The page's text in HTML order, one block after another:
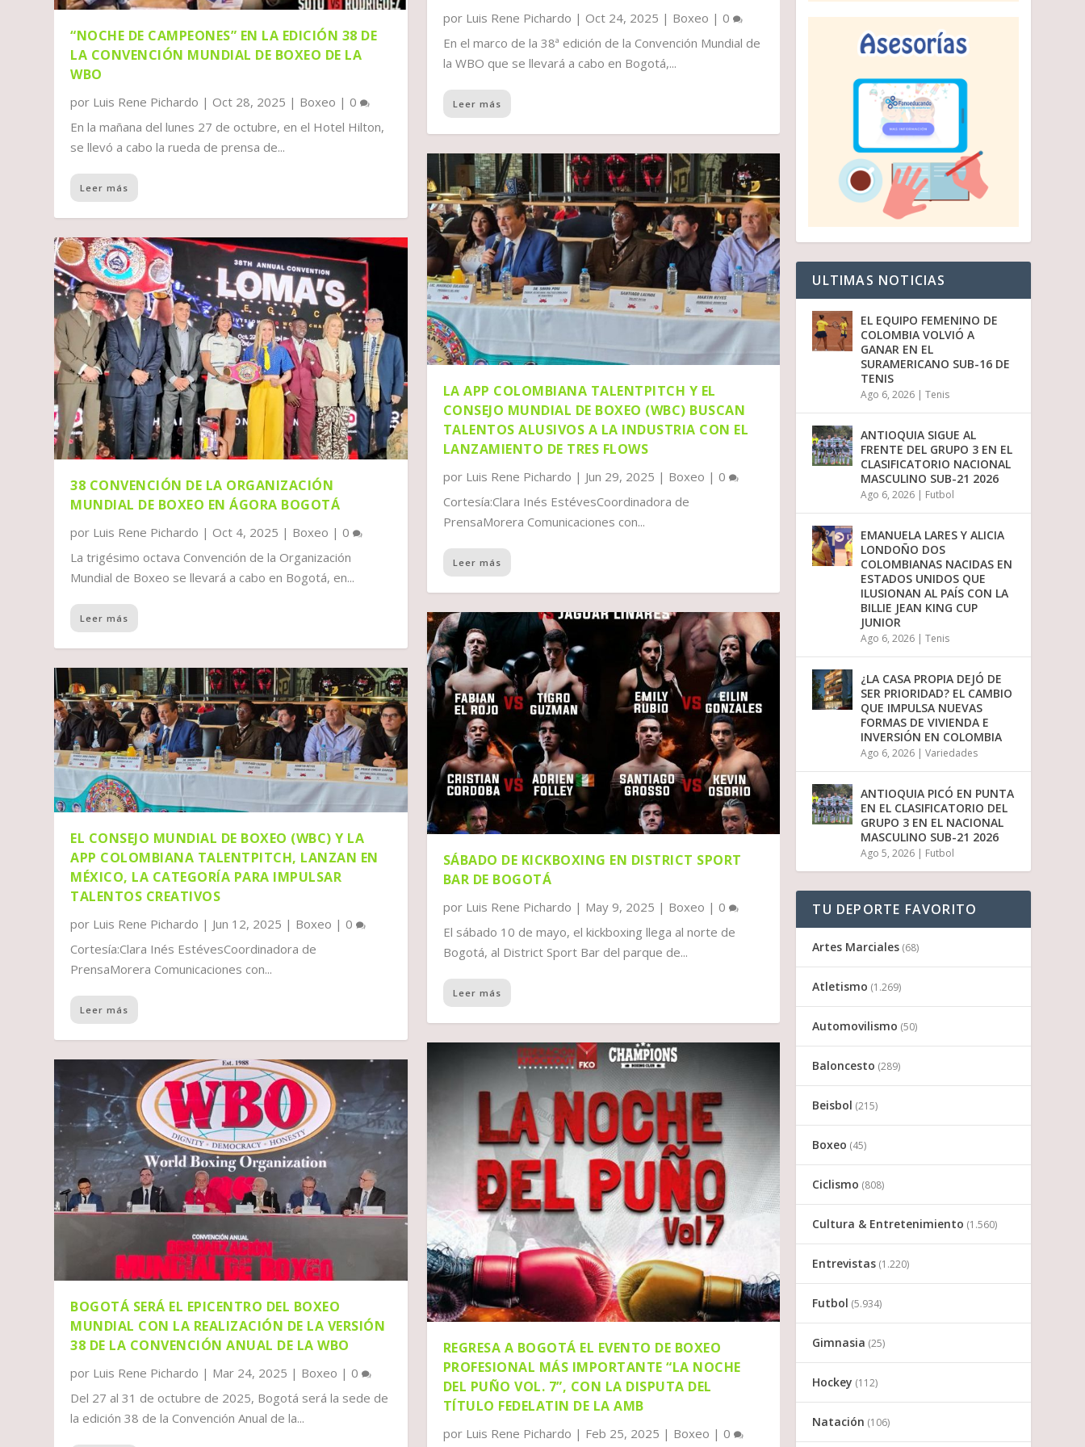
“NOCHE DE CAMPEONES” EN LA EDICIÓN 38 DE
LA CONVENCIÓN MUNDIAL DE BOXEO DE LA
WBO
por Luis Rene Pichardo | Oct 28, 2025 | Boxeo |0
En la mañana del lunes 27 de octubre, en el Hotel Hilton,
se llevó a cabo la rueda de prensa de...
Leer más
38 CONVENCIÓN DE LA ORGANIZACIÓN
MUNDIAL DE BOXEO EN ÁGORA BOGOTÁ
por Luis Rene Pichardo | Oct 4, 2025 | Boxeo |0
La trigésimo octava Convención de la Organización
Mundial de Boxeo se llevará a cabo en Bogotá, en...
Leer más
EL CONSEJO MUNDIAL DE BOXEO (WBC) Y LA
APP COLOMBIANA TALENTPITCH, LANZAN EN
MÉXICO, LA CATEGORÍA PARA IMPULSAR
TALENTOS CREATIVOS
por Luis Rene Pichardo | Jun 12, 2025 | Boxeo |0
Cortesía:Clara Inés EstévesCoordinadora de
PrensaMorera Comunicaciones con...
Leer más
BOGOTÁ SERÁ EL EPICENTRO DEL BOXEO
MUNDIAL CON LA REALIZACIÓN DE LA VERSIÓN
38 DE LA CONVENCIÓN ANUAL DE LA WBO
por Luis Rene Pichardo | Mar 24, 2025 | Boxeo |0
Del 27 al 31 de octubre de 2025, Bogotá será la sede de
la edición 38 de la Convención Anual de la...
por Luis Rene Pichardo | Oct 24, 2025 | Boxeo | 0
En el marco de la 38ª edición de la Convención Mundial de
la WBO que se llevará a cabo en Bogotá,...
Leer más
LA APP COLOMBIANA TALENTPITCH Y EL
CONSEJO MUNDIAL DE BOXEO (WBC) BUSCAN
TALENTOS ALUSIVOS A LA INDUSTRIA CON EL
LANZAMIENTO DE TRES FLOWS
por Luis Rene Pichardo | Jun 29, 2025 | Boxeo | 0
Cortesía:Clara Inés EstévesCoordinadora de
PrensaMorera Comunicaciones con...
Leer más
SÁBADO DE KICKBOXING EN DISTRICT SPORT
BAR DE BOGOTÁ
por Luis Rene Pichardo | May 9, 2025 | Boxeo | 0
El sábado 10 de mayo, el kickboxing llega al norte de
Bogotá, al District Sport Bar del parque de...
Leer más
REGRESA A BOGOTÁ EL EVENTO DE BOXEO
PROFESIONAL MÁS IMPORTANTE “LA NOCHE
DEL PUÑO VOL. 7”, CON LA DISPUTA DEL
TÍTULO FEDELATIN DE LA AMB
por Luis Rene Pichardo | Feb 25, 2025 | Boxeo | 0
ULTIMAS NOTICIAS
EL EQUIPO FEMENINO DE
COLOMBIA VOLVIÓ A
GANAR EN EL
SURAMERICANO SUB-16 DE
TENIS
Ago 6, 2026 |Tenis
ANTIOQUIA SIGUE AL
FRENTE DEL GRUPO 3 EN EL
CLASIFICATORIO NACIONAL
MASCULINO SUB-21 2026
Ago 6, 2026 | Futbol
EMANUELA LARES Y ALICIA
LONDOÑO DOS
COLOMBIANAS NACIDAS EN
ESTADOS UNIDOS QUE
ILUSIONAN AL PAÍS CON LA
BILLIE JEAN KING CUP
JUNIOR
Ago 6, 2026 |Tenis
¿LA CASA PROPIA DEJÓ DE
SER PRIORIDAD? EL CAMBIO
QUE IMPULSA NUEVAS
FORMAS DE VIVIENDA E
INVERSIÓN EN COLOMBIA
Ago 6, 2026 |Variedades
ANTIOQUIA PICÓ EN PUNTA
EN EL CLASIFICATORIO DEL
GRUPO 3 EN EL NACIONAL
MASCULINO SUB-21 2026
Ago 5, 2026 | Futbol
TU DEPORTE FAVORITO
Artes Marciales (68)
Atletismo (1.269)
Automovilismo (50)
Baloncesto (289)
Beisbol (215)
Boxeo (45)
Ciclismo (808)
Cultura & Entretenimiento (1.560)
Entrevistas (1.220)
Futbol (5.934)
Gimnasia (25)
Hockey (112)
Natación (106)